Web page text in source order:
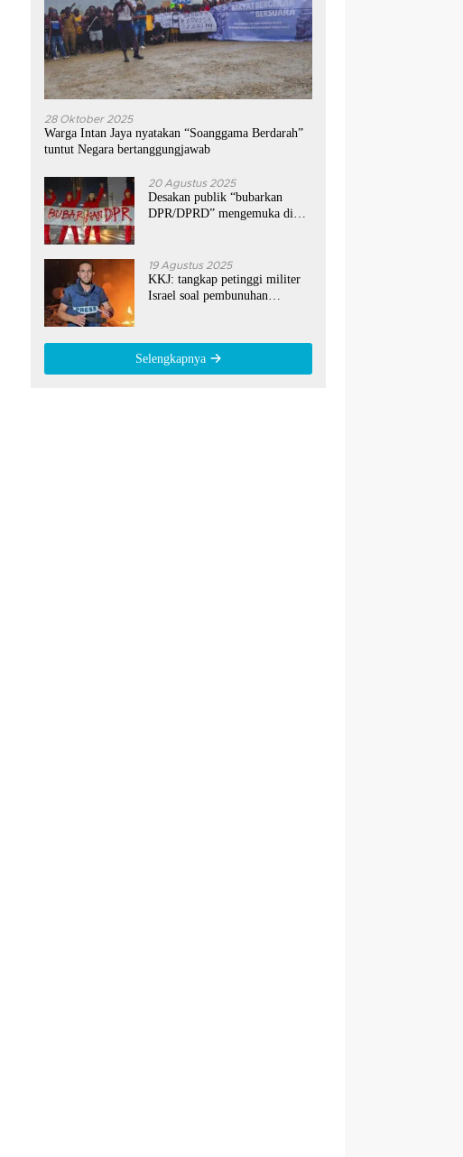
28 Oktober 2025
Warga Intan Jaya nyatakan “Soanggama Berdarah”
tuntut Negara bertanggungjawab
20 Agustus 2025
Desakan publik “bubarkan
DPR/DPRD” mengemuka di
19 Agustus 2025
KKJ: tangkap petinggi militer
Israel soal pembunuhan
Selengkapnya